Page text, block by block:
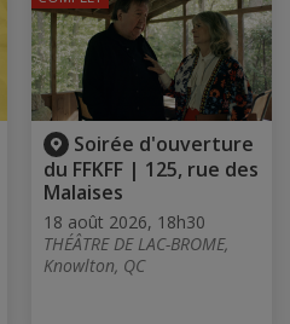
Soirée d'ouverture
du FFKFF | 125, rue des
Malaises
18 août 2026, 18h30
THÉÂTRE DE LAC-BROME,
Knowlton, QC